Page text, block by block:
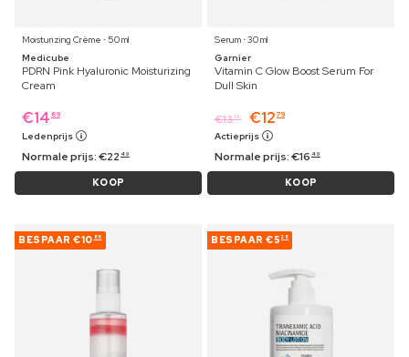
Moisturizing Crème ⋅ 50 ml
Medicube
PDRN Pink Hyaluronic Moisturizing
Cream
€14 89
Ledenprijs
Normale prijs:€22 49
KOOP
Serum ⋅ 30 ml
Garnier
Vitamin C Glow Boost Serum For
Dull Skin
€1319 €12 79
Actieprijs
Normale prijs:€16 49
KOOP
BESPAAR €10 88 BESPAAR €5 28